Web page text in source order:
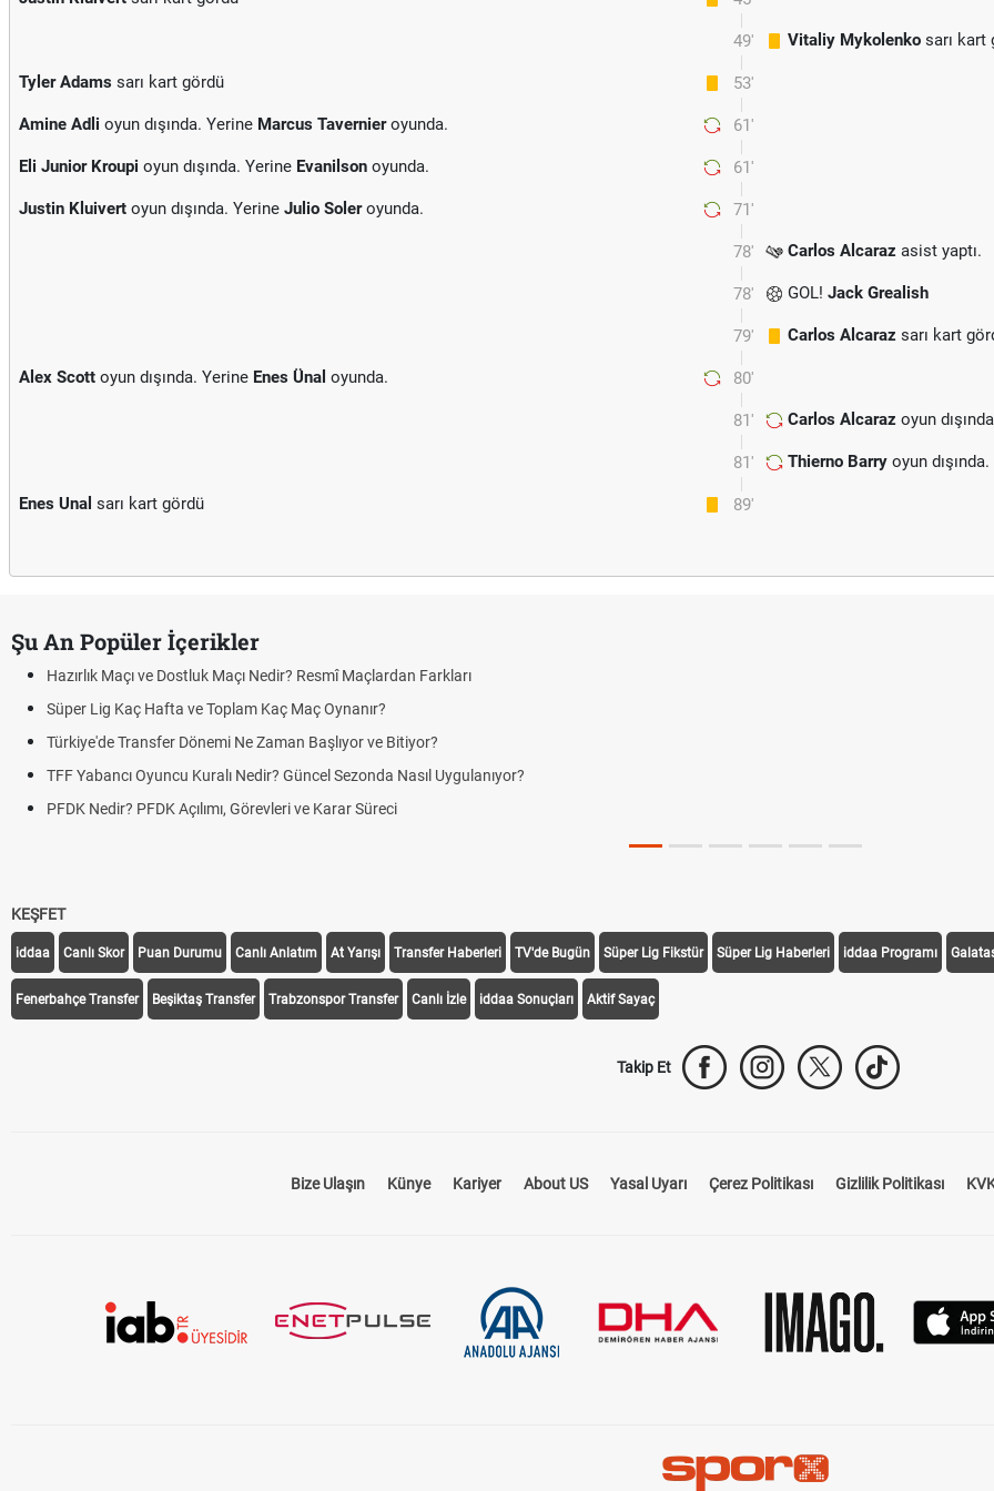
49' Vitaliy Mykolenko sarı kart
53'
Tyler Adams sarı kart gördü
61'
Amine Adli oyun dışında. Yerine Marcus Tavernieroyunda.
61'
Eli Junior Kroupi oyun dışında. Yerine Evanilson oyunda.
71'
Justin Kluivert oyun dışında. Yerine Julio Soleroyunda.
78' Carlos Alcaraz asist yaptı.
78' GOL! Jack Grealish
79' Carlos Alcaraz sarı kart
80'
Alex Scott oyun dışında. Yerine Enes Ünal oyunda.
81' Carlos Alcaraz oyun
81' Thierno Barry oyun
89'
Enes Unal sarı kart gördü
Şu An Popüler İçerikler
Hazırlık Maçı ve Dostluk Maçı Nedir? Resmî Maçlardan Farkları
Süper Lig Kaç Hafta ve Toplam Kaç Maç Oynanır?
Türkiye'de Transfer Dönemi Ne Zaman Başlıyor ve Bitiyor?
TFF Yabancı Oyuncu Kuralı Nedir? Güncel Sezonda Nasıl Uygulanıyor?
PFDK Nedir? PFDK Açılımı, Görevleri ve Karar Süreci
KEŞFET
iddaa Canlı Skor Puan Durumu Canlı Anlatım At Yarışı Transfer Haberleri TV'de Bugün Süper Lig Fikstür Süper Lig Haberleri iddaa Programı
Fenerbahçe Transfer Beşiktaş Transfer Trabzonspor Transfer Canlı İzle iddaa Sonuçları Aktif Sayaç
Takip Et
Bize Ulaşın Künye Kariyer About US Yasal Uyarı Çerez Politikası Gizlilik Politikası